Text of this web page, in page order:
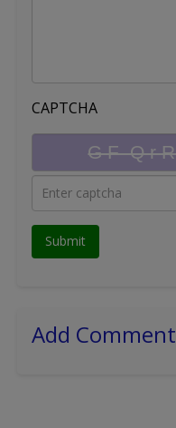
CAPTCHA
Add Comment